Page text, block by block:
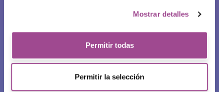
Mostrar detalles
Permitir todas
Permitir la selección
Diferencias entre
Zausen y WordPress